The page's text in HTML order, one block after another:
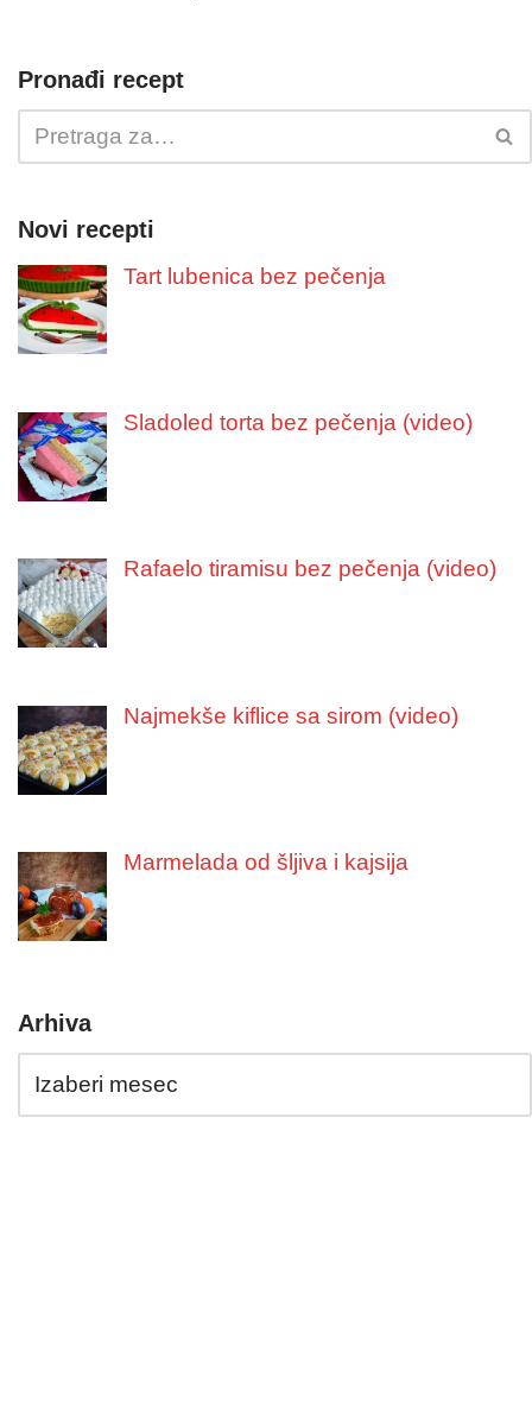
Pronađi recept
Novi recepti
Tart lubenica bez pečenja
Sladoled torta bez pečenja (video)
Rafaelo tiramisu bez pečenja (video)
Najmekše kiflice sa sirom (video)
Marmelada od šljiva i kajsija
Arhiva